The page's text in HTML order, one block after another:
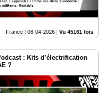
France | 06-04-2026 | Vu 45161 fois
: Kits d’électrification
?